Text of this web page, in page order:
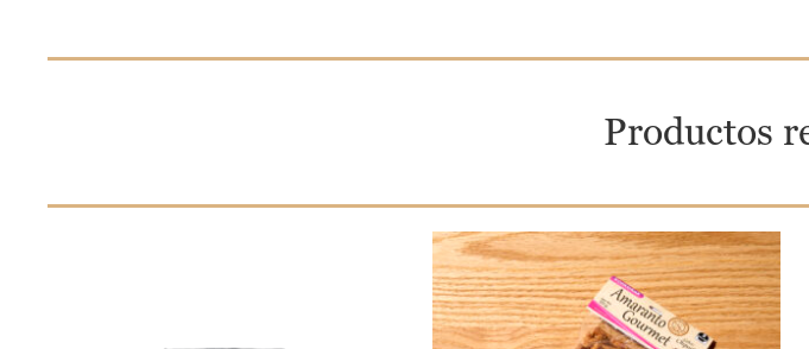
Productos